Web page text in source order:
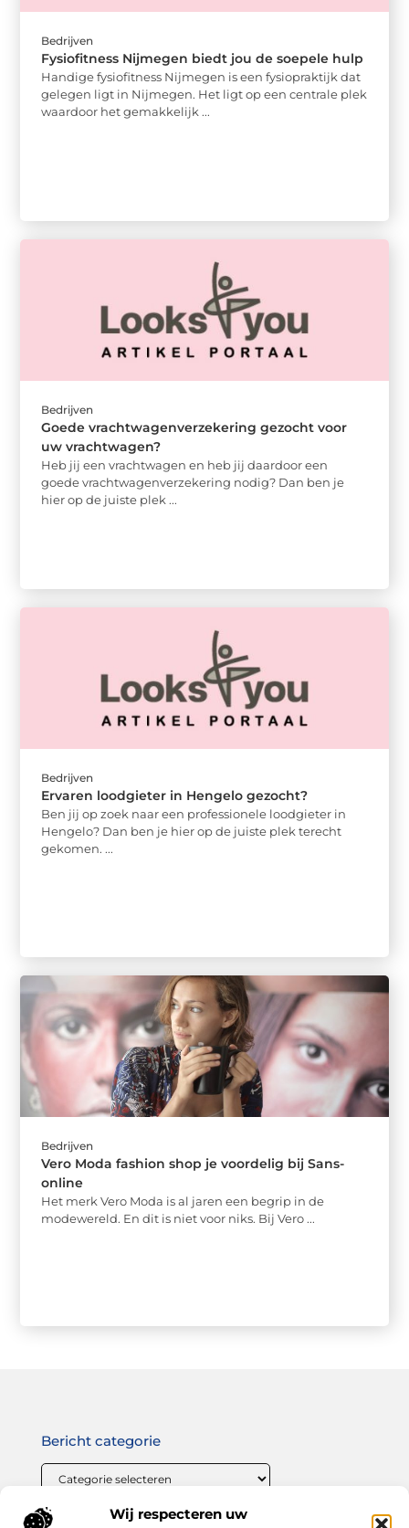
Wij respecteren uw
Bedrijven
Fysiofitness Nijmegen biedt jou de soepele hulp
Handige fysiofitness Nijmegen is een fysiopraktijk dat
gelegen ligt in Nijmegen. Het ligt op een centrale plek
waardoor het gemakkelijk ...
Bedrijven
Goede vrachtwagenverzekering gezocht voor
uw vrachtwagen?
Heb jij een vrachtwagen en heb jij daardoor een
goede vrachtwagenverzekering nodig? Dan ben je
hier op de juiste plek ...
Bedrijven
Ervaren loodgieter in Hengelo gezocht?
Ben jij op zoek naar een professionele loodgieter in
Hengelo? Dan ben je hier op de juiste plek terecht
gekomen. ...
Bedrijven
Vero Moda fashion shop je voordelig bij Sans-
online
Het merk Vero Moda is al jaren een begrip in de
modewereld. En dit is niet voor niks. Bij Vero ...
Bericht categorie